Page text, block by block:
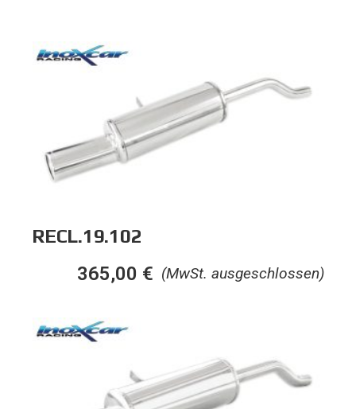
RECL.19.102
(MwSt. ausgeschlossen)
365,00 €